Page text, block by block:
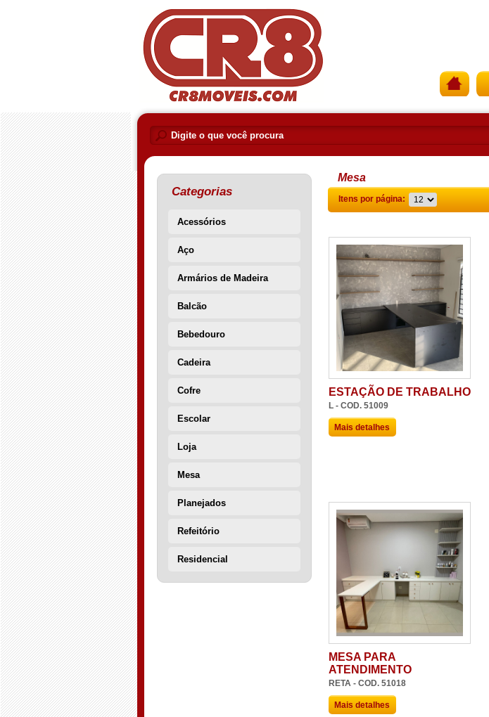
Categorias
Acessórios
Aço
Armários de Madeira
Balcão
Bebedouro
Cadeira
Cofre
Escolar
Loja
Mesa
Planejados
Refeitório
Residencial
Mesa
Itens por página:
ESTAÇÃO DE TRABALHO
L - COD. 51009
Mais detalhes
MESA PARA
ATENDIMENTO
RETA - COD. 51018
Mais detalhes